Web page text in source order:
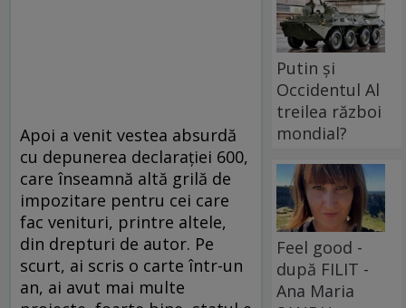
Apoi a venit vestea absurdă
cu depunerea declarației 600,
care înseamnă altă grilă de
impozitare pentru cei care
fac venituri, printre altele,
din drepturi de autor. Pe
scurt, ai scris o carte într-un
an, ai avut mai multe
Putin și
Occidentul Al
treilea război
mondial?
Feel good -
după FILIT -
Ana Maria